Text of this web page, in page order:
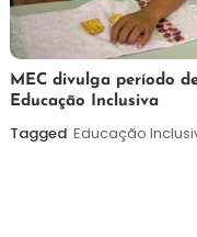
7
de
agosto
Maurilio
MEC divulga período
Educação Inclusiva
Tagged Educação